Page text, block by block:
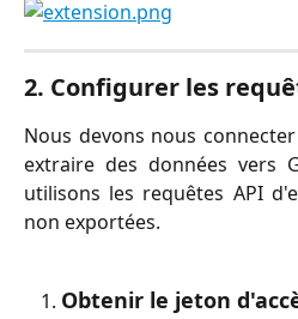
2. Configurer les
Nous devons nous
extraire des données vers
utilisons les requêtes API
non exportées.
Obtenir le jeton